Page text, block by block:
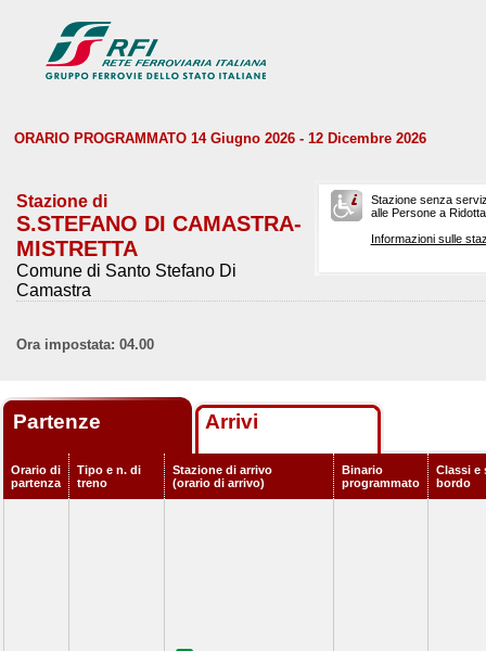
ORARIO PROGRAMMATO 14 Giugno 2026 - 12 Dicembre 2026
Stazione di
S.STEFANO DI CAMASTRA-
MISTRETTA
Comune di Santo Stefano Di
Camastra
Stazione senza
alle Persone a
Informazioni sulle
Ora impostata: 04.00
Partenze Arrivi
Orario di
partenza
Tipo e n. di
treno
Stazione di arrivo
(orario di arrivo)
Binario
programmato
Classi e
bordo